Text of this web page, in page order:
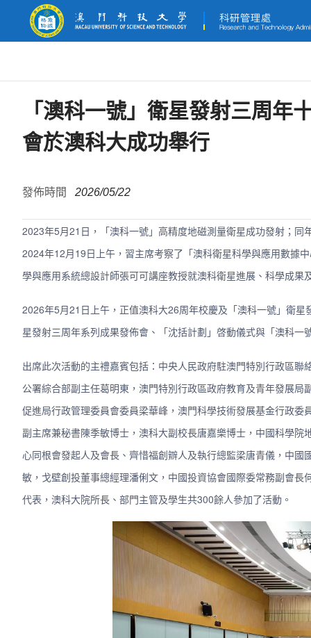
「澳科一號」衛星發射三周年
會於澳科大成功舉行
發佈時間 2026/05/22
2023年5月21日，「澳科一號」高精度地磁測量衛星成功發射；
2024年12月19日上午，習主席考察了「澳科衛星科學與應用數據
學與應用系統總設計師張可可講座教授就澳科衛星進展、科學成
2026年5月21日上午，正值澳科大26周年校慶及「澳科一號」衛
星發射三周年系列成果發佈會、「沈括計劃」啓動儀式與「澳科一
出席此次活動的主禮嘉賓包括：中央人民政府駐澳門特別行政區
公署綜合部副主任葛明東，澳門特別行政區政府教育及青年發展
促進局行政管理委員會委員梁華峰，澳門科學技術發展基金行政
副主席兼秘書陳季敏博士，澳科大副校長唐嘉樂博士，中國科學
心同根會發起人及會長、齊惜福創辧人及執行總監梁唐青儀，中
敏，戈壁創投董事總經理潘俐文，中國投資協會國際委常務副會
代表，澳科大院所長、部門主管及學生共300餘人參加了活動。